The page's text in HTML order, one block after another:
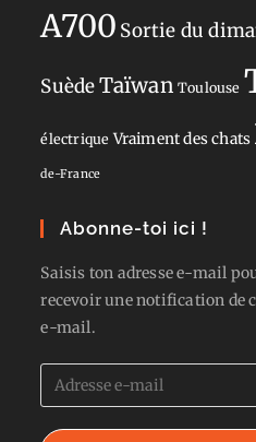
A700 Sortie du
SuèdeTaïwan Toulouse
électrique Vraiment des chats
de-France
Abonne-toi ici !
Saisis ton adresse e-mail
recevoir une notification de
e-mail.
Adresse
e-
mail